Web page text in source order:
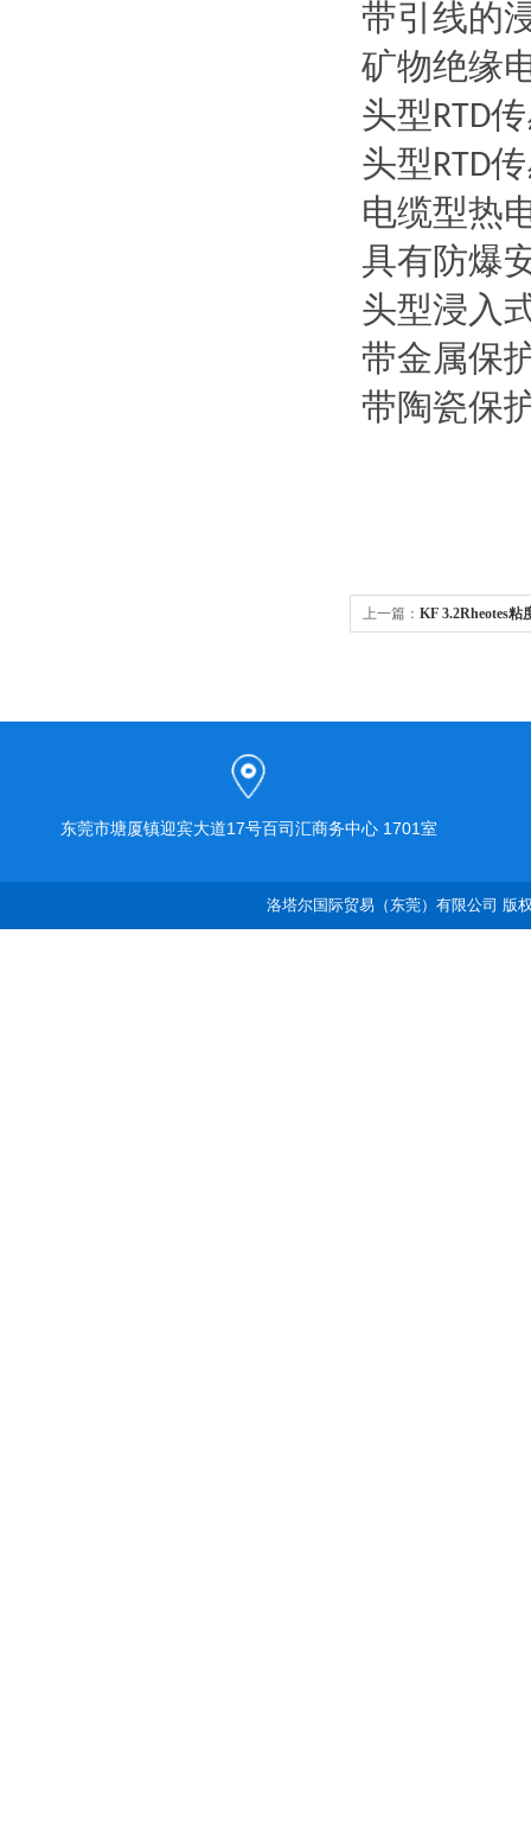
带引线的
矿物绝缘
头型RTD
头型RTD
电缆型热
具有防爆
头型浸入
带金属保
带陶瓷保
上一篇： KF 3.2Rheotes粘
东莞市塘厦镇迎宾大道17号百司汇商务中心 1701室
洛塔尔国际贸易（东莞）有限公司 版